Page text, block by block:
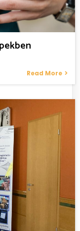
Read More